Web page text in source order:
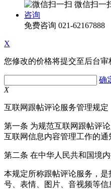
微信扫一
咨询
免费咨询 021-62167888
X
您修改的价格将提交至后台
确
X
互联网跟帖评论服务管理规定
第一条 为规范互联网跟帖评
互联网信息内容管理工作的通
第二条 在中华人民共和国境
本规定所称跟帖评论服务，
号、表情、图片、音视频等信